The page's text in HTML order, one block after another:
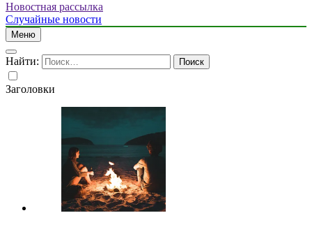
Новостная рассылка
Случайные новости
Меню
Найти:
Заголовки